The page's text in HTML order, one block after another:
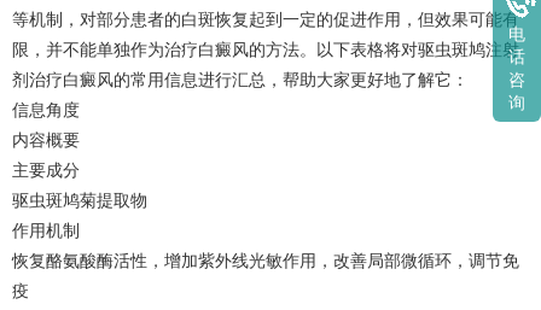
等机制，对部分患者的白斑恢复起到一定的促进作用，但效果可能有
限，并不能单独作为治疗白癜风的方法。以下表格将对驱虫斑鸠注射
剂治疗白癜风的常用信息进行汇总，帮助大家更好地了解它：
信息角度
内容概要
主要成分
驱虫斑鸠菊提取物
作用机制
恢复酪氨酸酶活性，增加紫外线光敏作用，改善局部微循环，调节免
疫
电
话
咨
询